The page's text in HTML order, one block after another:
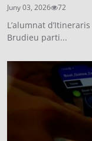
Juny 03, 2026 72
L’alumnat
Brudieu parti...